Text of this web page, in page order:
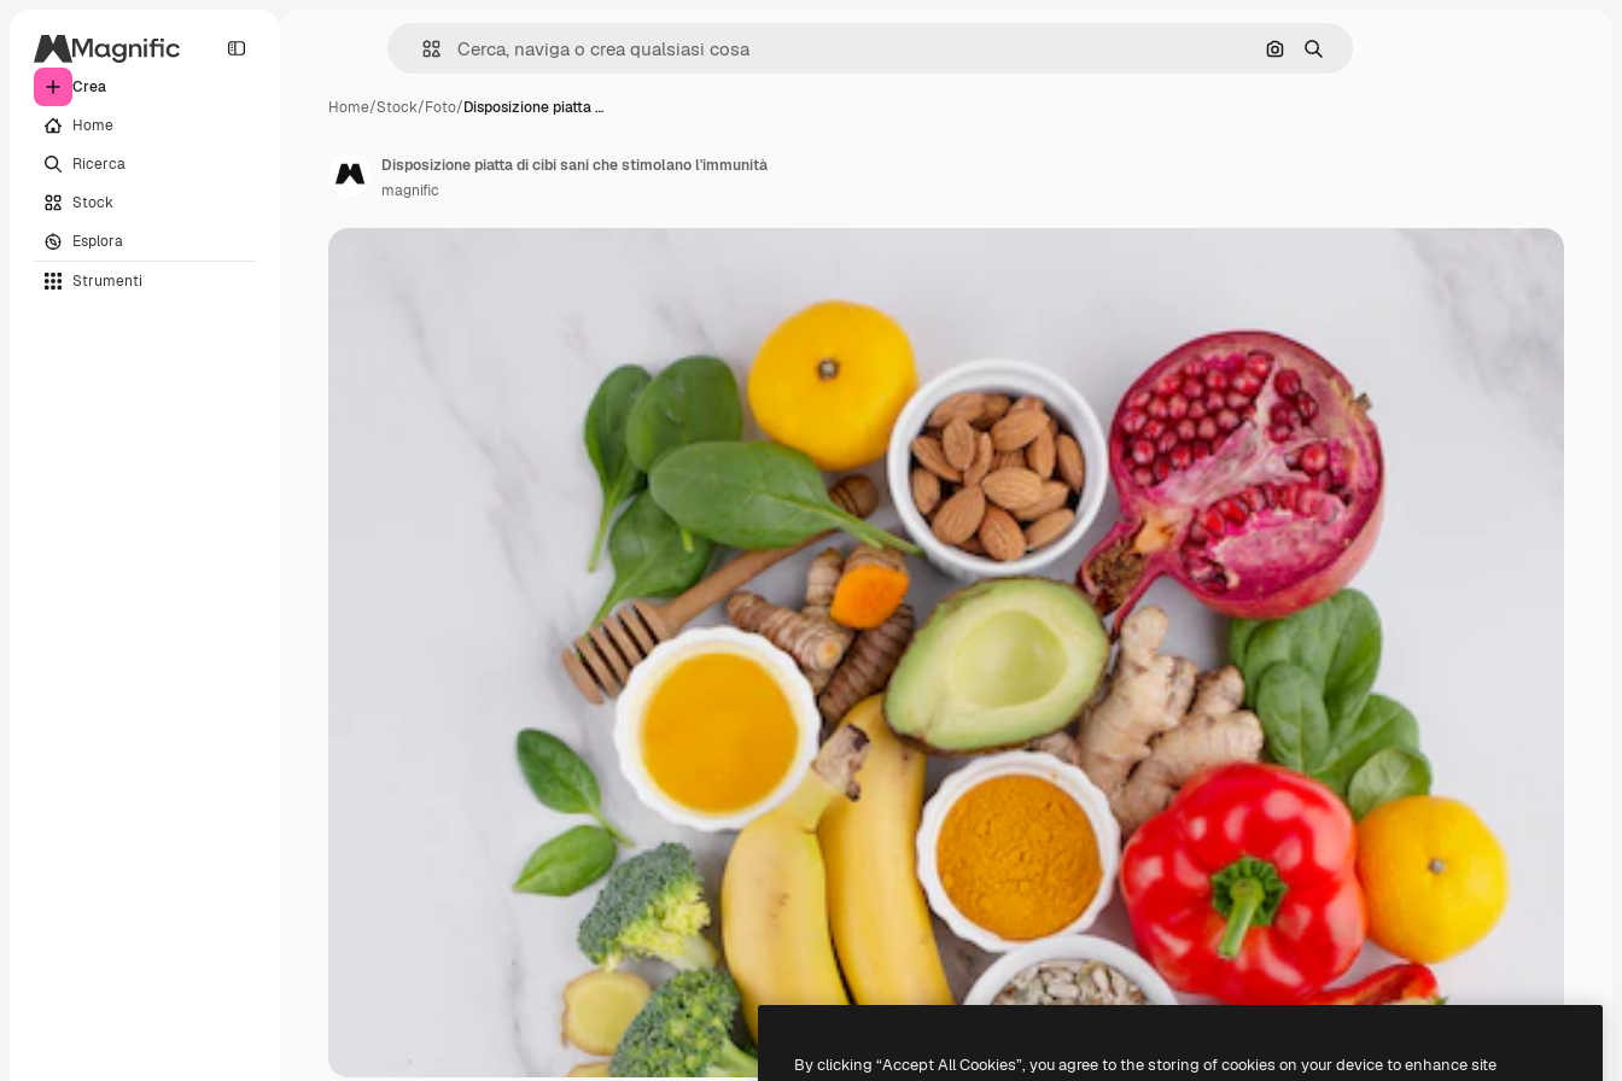
Crea
Home
Ricerca
Stock
Esplora
Strumenti
Cerca per immagine
Ricerca
Home/Stock/Foto/Disposizione piatta …
Disposizione piatta di cibi sani che stimolano l'immunità
magnific
By clicking “Accept All Cookies”, you agree to the storing of cookies on your device to enhance site